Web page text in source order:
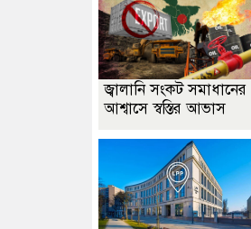
জ্বালানি সংকট সমাধানের
আশ্বাসে স্বস্তির আভাস